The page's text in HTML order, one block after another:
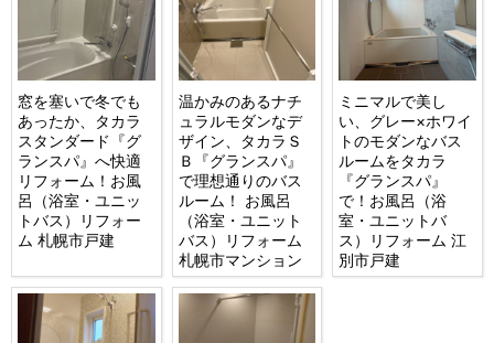
窓を塞いで冬でも
あったか、タカラ
スタンダード『グ
ランスパ』へ快適
リフォーム！お風
呂（浴室・ユニッ
トバス）リフォー
ム 札幌市戸建
温かみのあるナチ
ュラルモダンなデ
ザイン、タカラＳ
Ｂ『グランスパ』
で理想通りのバス
ルーム！ お風呂
（浴室・ユニット
バス）リフォーム
札幌市マンション
ミニマルで美し
い、グレー×ホワイ
トのモダンなバス
ルームをタカラ
『グランスパ』
で！お風呂（浴
室・ユニットバ
ス）リフォーム 江
別市戸建